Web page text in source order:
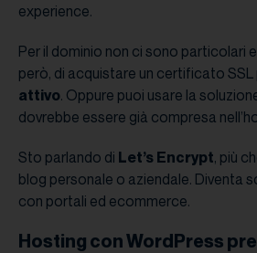
experience.
Per il dominio non ci sono particolari
però, di acquistare un certificato SSL
attivo. Oppure puoi usare la
dovrebbe essere già compresa
Sto parlando di Let’s Encrypt, più
blog personale o aziendale. Diventa
con portali ed ecommerce.
Hosting con WordPress